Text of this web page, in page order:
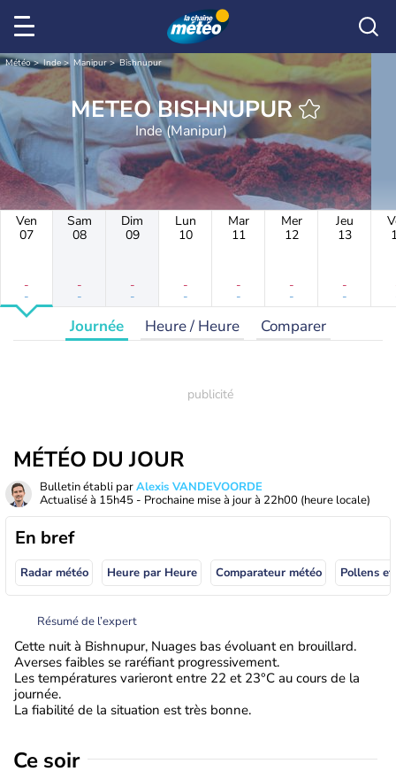
Météo Inde Manipur Bishnupur
METEO BISHNUPUR
Inde (Manipur)
Ven
07
-
-
Sam
08
-
-
Dim
09
-
-
Lun
10
-
-
Mar
11
-
-
Mer
12
-
-
Jeu
13
-
-
Journée Heure / Heure Comparer
MÉTÉO DU JOUR
Bulletin établi parAlexis VANDEVOORDE
Actualisé à 15h45 - Prochaine mise à jour à 22h00 (heure locale)
En bref
Radar météo Heure par Heure Comparateur météo Pollens
Résumé de l’expert
Cette nuit à Bishnupur, Nuages bas évoluant en brouillard.
Averses faibles se raréfiant progressivement.
Les températures varieront entre 22 et 23°C au cours de la
journée.
La fiabilité de la situation est très bonne.
Ce soir